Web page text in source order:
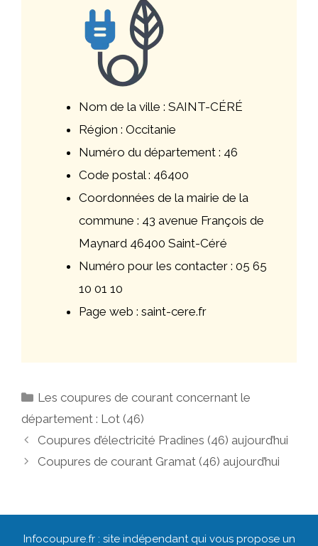
Nom de la ville : SAINT-CÉRÉ
Région : Occitanie
Numéro du département : 46
Code postal : 46400
Coordonnées de la mairie de la
commune : 43 avenue François de
Maynard 46400 Saint-Céré
Numéro pour les contacter : 05 65
10 01 10
Page web : saint-cere.fr
Catégories
Les coupures de courant concernant le
département : Lot (46)
Navigation
des
Coupures d’électricité Pradines (46) aujourd’hui
Coupures de courant Gramat (46) aujourd’hui
Infocoupure.fr : site indépendant qui vous propose un